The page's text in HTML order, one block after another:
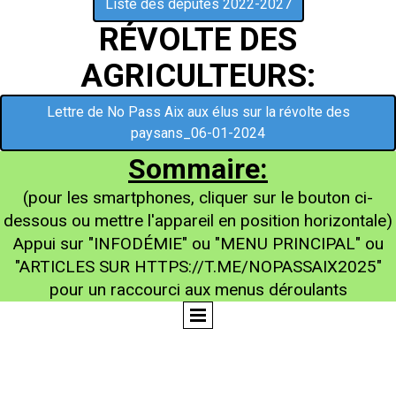
Liste des députés 2022-2027
RÉVOLTE DES
AGRICULTEURS:
Lettre de No Pass Aix aux élus sur la révolte des
paysans_06-01-2024
Sommaire:
(pour les smartphones, cliquer sur le bouton ci-
dessous ou mettre l'appareil en position horizontale)
Appui sur "INFODÉMIE" ou "MENU PRINCIPAL" ou
"ARTICLES SUR HTTPS://T.ME/NOPASSAIX2025"
pour un raccourci aux menus déroulants